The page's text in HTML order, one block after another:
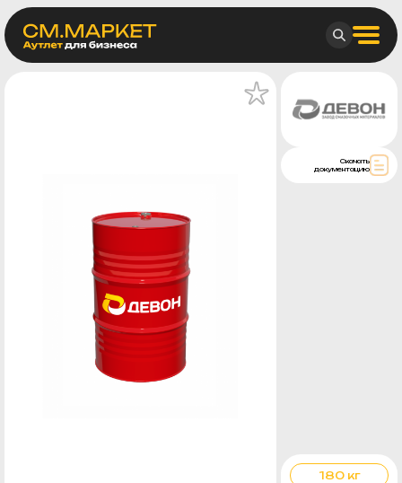
Скачать
документацию
180 кг